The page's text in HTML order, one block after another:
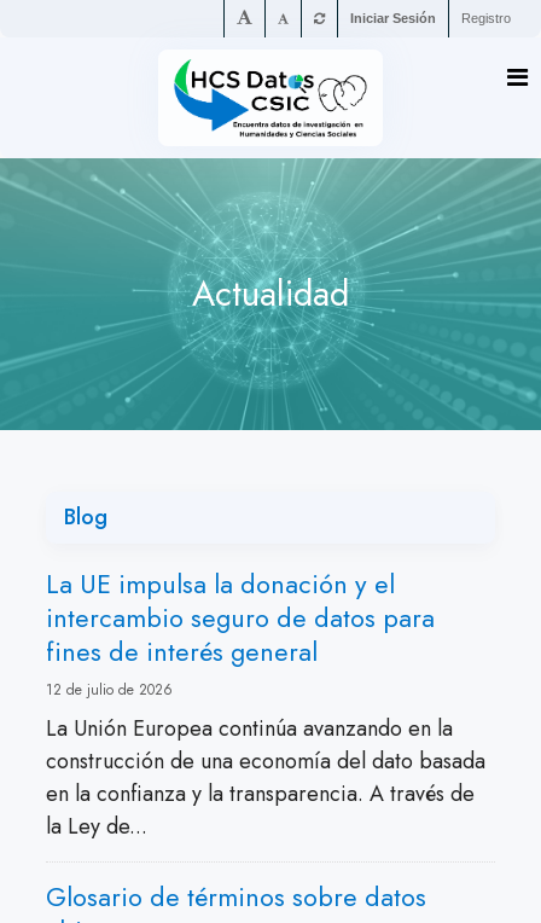
Iniciar Sesión Registro
Actualidad
Blog
La UE impulsa la donación y el
intercambio seguro de datos para
fines de interés general
12 de julio de 2026
La Unión Europea continúa avanzando en la
construcción de una economía del dato basada
en la confianza y la transparencia. A través de
la Ley de...
Glosario de términos sobre datos